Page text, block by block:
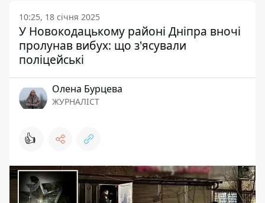
10:25, 18 січня 2025
У Новокодацькому районі Дніпра вночі
пролунав вибух: що з'ясували
поліцейські
Олена Бурцева
ЖУРНАЛІСТ
👍